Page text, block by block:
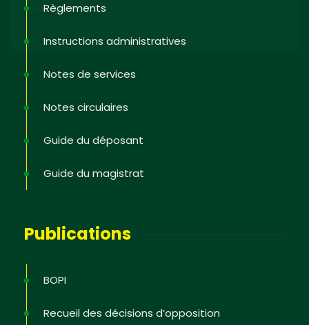
Règlements
Instructions administratives
Notes de services
Notes circulaires
Guide du déposant
Guide du magistrat
Publications
BOPI
Recueil des décisions d’opposition
Non, merci